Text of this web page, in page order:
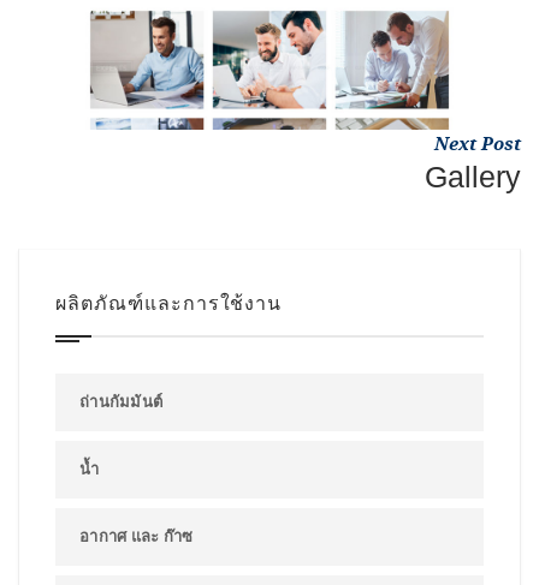
Next Post
Gallery
ผลิตภัณฑ์และการใช้งาน
ถ่านกัมมันต์
น้ำ
อากาศ และ ก๊าซ